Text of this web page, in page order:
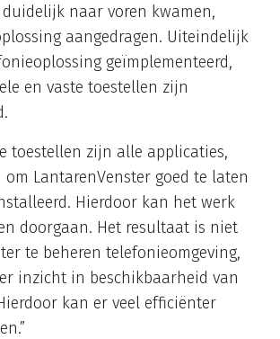
naar voren kwamen,
aangedragen. Uiteindelijk
geïmplementeerd,
en vaste toestellen zijn
toestellen zijn alle applicaties,
LantarenVenster goed te laten
Hierdoor kan het werk
doorgaan. Het resultaat is niet
te beheren telefonieomgeving,
inzicht in beschikbaarheid van
kan er veel efficiënter